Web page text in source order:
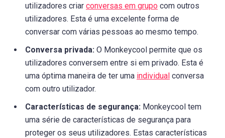
utilizadores criar conversas em grupo com outros
utilizadores. Esta é uma excelente forma de
conversar com várias pessoas ao mesmo tempo.
Conversa privada: O Monkeycool permite que os
utilizadores conversem entre si em privado. Esta é
uma óptima maneira de ter uma individual conversa
com outro utilizador.
Características de segurança: Monkeycool tem
uma série de características de segurança para
proteger os seus utilizadores. Estas características